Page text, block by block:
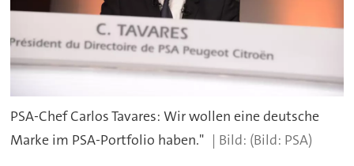
PSA-Chef Carlos Tavares: Wir wollen eine deutsche
Marke im PSA-Portfolio haben."
(Bild: PSA)